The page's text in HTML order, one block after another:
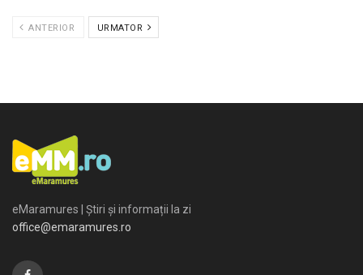
ANTERIOR URMATOR
eMaramures | Știri și informații la zi
office@emaramures.ro